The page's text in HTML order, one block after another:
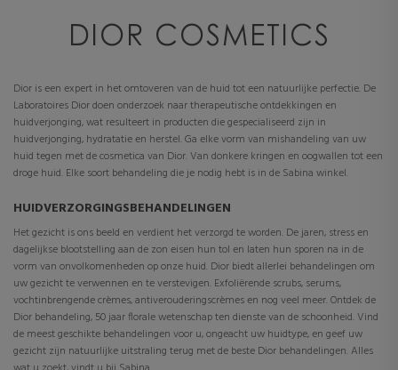
DIOR COSMETICS
Dior is een expert in het omtoveren van de huid tot een natuurlijke perfectie. De
Laboratoires Dior doen onderzoek naar therapeutische ontdekkingen en
huidverjonging, wat resulteert in producten die gespecialiseerd zijn in
huidverjonging, hydratatie en herstel. Ga elke vorm van mishandeling van uw
huid tegen met de cosmetica van Dior. Van donkere kringen en oogwallen tot een
droge huid. Elke soort behandeling die je nodig hebt is in de Sabina winkel.
HUIDVERZORGINGSBEHANDELINGEN
Het gezicht is ons beeld en verdient het verzorgd te worden. De jaren, stress en
dagelijkse blootstelling aan de zon eisen hun tol en laten hun sporen na in de
vorm van onvolkomenheden op onze huid. Dior biedt allerlei behandelingen om
uw gezicht te verwennen en te verstevigen. Exfoliërende scrubs, serums,
vochtinbrengende crèmes, antiverouderingscrèmes en nog veel meer. Ontdek de
Dior behandeling, 50 jaar florale wetenschap ten dienste van de schoonheid. Vind
de meest geschikte behandelingen voor u, ongeacht uw huidtype, en geef uw
gezicht zijn natuurlijke uitstraling terug met de beste Dior behandelingen. Alles